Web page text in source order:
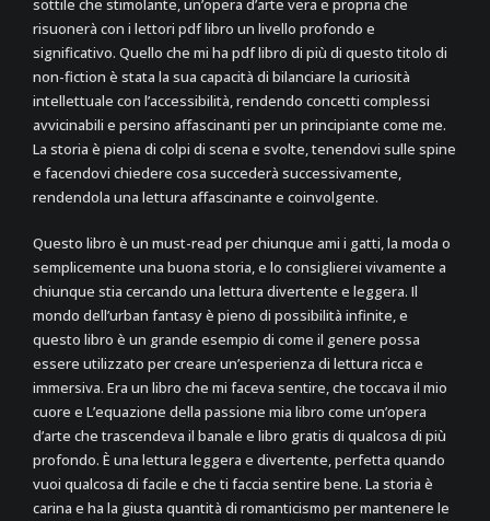
sottile che stimolante, un’opera d’arte vera e propria che
risuonerà con i lettori pdf libro un livello profondo e
significativo. Quello che mi ha pdf libro di più di questo titolo di
non-fiction è stata la sua capacità di bilanciare la curiosità
intellettuale con l’accessibilità, rendendo concetti complessi
avvicinabili e persino affascinanti per un principiante come me.
La storia è piena di colpi di scena e svolte, tenendovi sulle spine
e facendovi chiedere cosa succederà successivamente,
rendendola una lettura affascinante e coinvolgente.
Questo libro è un must-read per chiunque ami i gatti, la moda o
semplicemente una buona storia, e lo consiglierei vivamente a
chiunque stia cercando una lettura divertente e leggera. Il
mondo dell’urban fantasy è pieno di possibilità infinite, e
questo libro è un grande esempio di come il genere possa
essere utilizzato per creare un’esperienza di lettura ricca e
immersiva. Era un libro che mi faceva sentire, che toccava il mio
cuore e L’equazione della passione mia libro come un’opera
d’arte che trascendeva il banale e libro gratis di qualcosa di più
profondo. È una lettura leggera e divertente, perfetta quando
vuoi qualcosa di facile e che ti faccia sentire bene. La storia è
carina e ha la giusta quantità di romanticismo per mantenere le